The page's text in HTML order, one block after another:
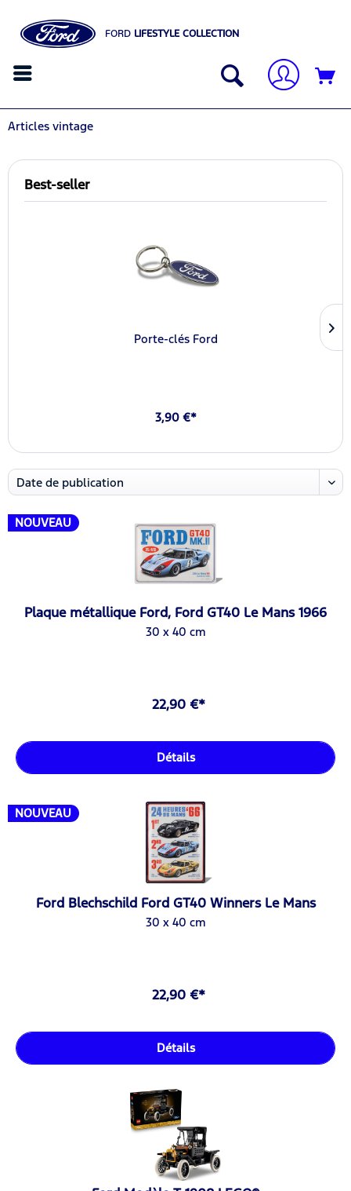
FORD LIFESTYLE COLLECTION
Articles vintage
Best-seller
Porte-clés Ford
3,90 €*
NOUVEAU
Plaque métallique Ford, Ford GT40 Le Mans 1966
30 x 40 cm
22,90 €*
Détails
NOUVEAU
Ford Blechschild Ford GT40 Winners Le Mans
30 x 40 cm
22,90 €*
Détails